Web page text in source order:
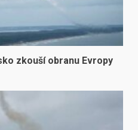
zkouší obranu Evropy